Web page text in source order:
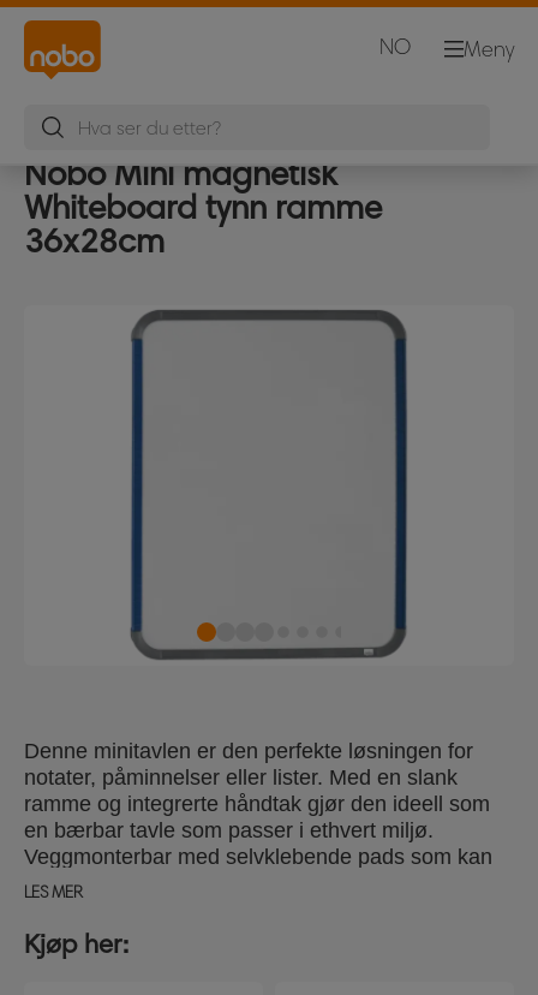
Meny
NO
Nobo Mini magnetisk
Whiteboard tynn ramme
36x28cm
Denne minitavlen er den perfekte løsningen for
notater, påminnelser eller lister. Med en slank
ramme og integrerte håndtak gjør den ideell som
en bærbar tavle som passer i ethvert miljø.
Veggmonterbar med selvklebende pads som kan
plasseres stående eller liggende med en integrert
Leveres med en whiteboardpenn med pussekloss,
2 magneter. Størrelse 36x28 cm
LES MER
Kjøp her: